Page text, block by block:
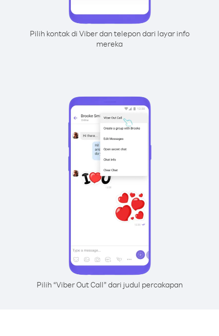
Pilih kontak di Viber dan telepon dari layar info
mereka
Pilih “Viber Out Call” dari judul percakapan